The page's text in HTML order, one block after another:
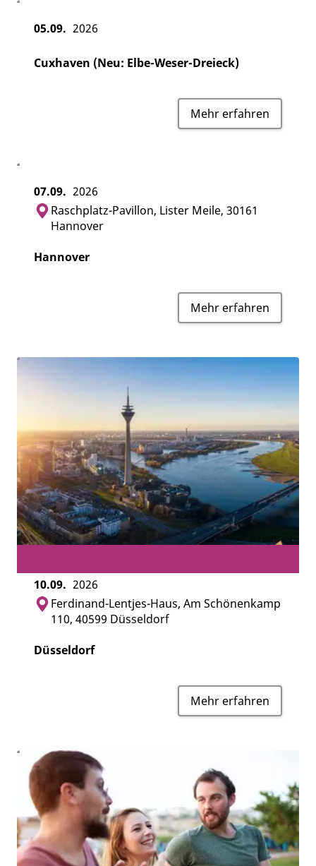
05.09. 2026
Cuxhaven (Neu: Elbe-Weser-Dreieck)
Mehr erfahren
07.09. 2026
Hannover
Raschplatz-Pavillon, Lister Meile, 30161
Hannover
Mehr erfahren
10.09. 2026
Düsseldorf
Ferdinand-Lentjes-Haus, Am Schönenkamp
110, 40599 Düsseldorf
Mehr erfahren